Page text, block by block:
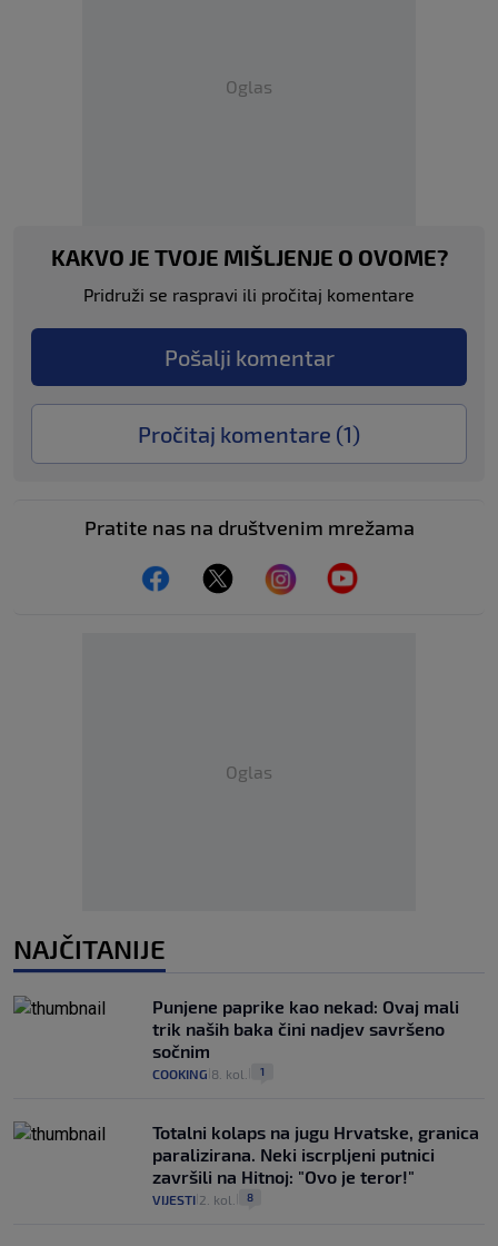
Oglas
KAKVO JE TVOJE MIŠLJENJE O OVOME?
Pridruži se raspravi ili pročitaj komentare
Pošalji komentar
Pročitaj komentare (1)
Pratite nas na društvenim mrežama
Oglas
NAJČITANIJE
Punjene paprike kao nekad: Ovaj mali
trik naših baka čini nadjev savršeno
sočnim
COOKING 8. kol. 1
Totalni kolaps na jugu Hrvatske, granica
paralizirana. Neki iscrpljeni putnici
završili na Hitnoj: "Ovo je teror!"
VIJESTI 2. kol. 8